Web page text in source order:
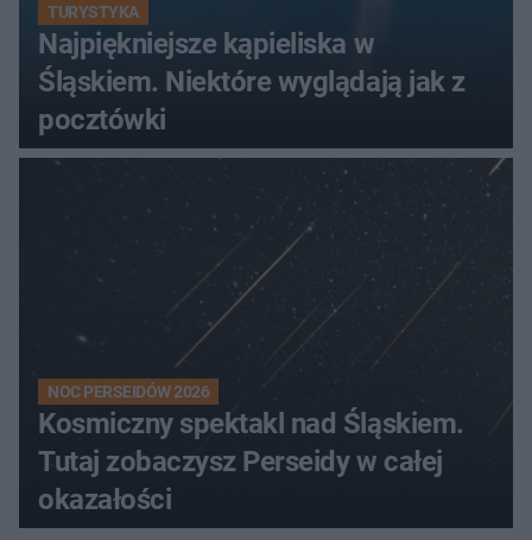
TURYSTYKA
Najpiękniejsze kąpieliska w
Śląskiem. Niektóre wyglądają jak z
pocztówki
NOC PERSEIDÓW 2026
Kosmiczny spektakl nad Śląskiem.
Tutaj zobaczysz Perseidy w całej
okazałości